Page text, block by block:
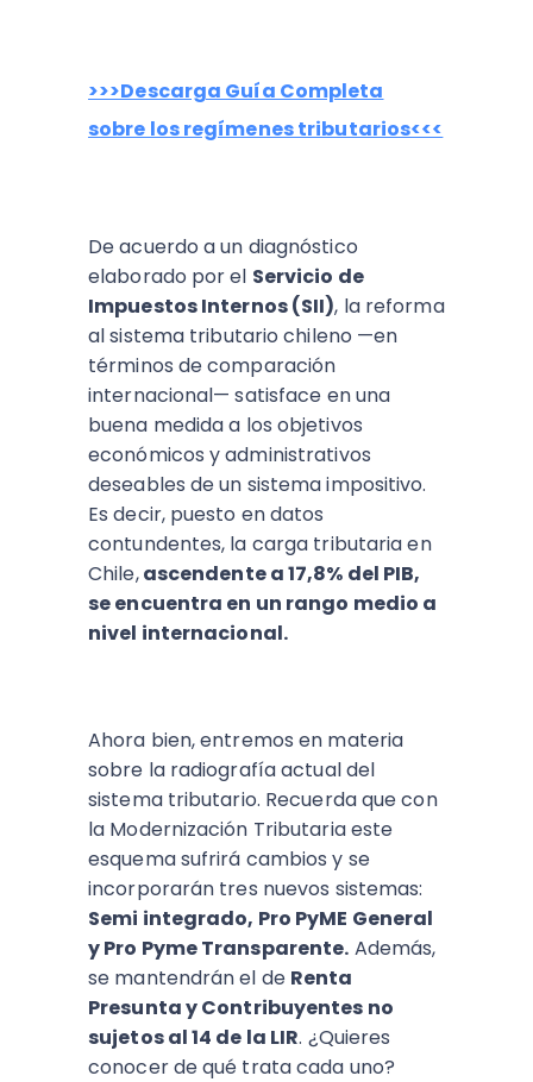
>>>Descarga Guía Completa
sobre los regímenes tributarios<<<
De acuerdo a un diagnóstico
elaborado por el Servicio de
Impuestos Internos (SII), la reforma
al sistema tributario chileno —en
términos de comparación
internacional— satisface en una
buena medida a los objetivos
económicos y administrativos
deseables de un sistema impositivo.
Es decir, puesto en datos
contundentes, la carga tributaria en
Chile,ascendente a 17,8% del PIB,
se encuentra en un rango medio a
nivel internacional.
Ahora bien, entremos en materia
sobre la radiografía actual del
sistema tributario. Recuerda que con
la Modernización Tributaria este
esquema sufrirá cambios y se
incorporarán tres nuevos sistemas:
Semi integrado, Pro PyME General
y Pro Pyme Transparente. Además,
se mantendrán el de Renta
Presunta y Contribuyentes no
sujetos al 14 de la LIR. ¿Quieres
conocer de qué trata cada uno?